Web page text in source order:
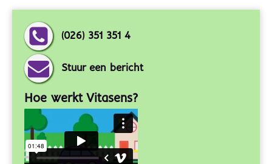
(026) 351 351 4
Stuur een bericht
Hoe werkt Vitasens?